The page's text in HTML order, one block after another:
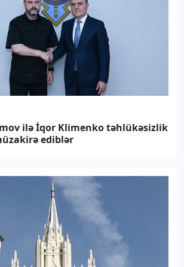
ilə İqor Klimenko təhlükəsizlik
ediblər